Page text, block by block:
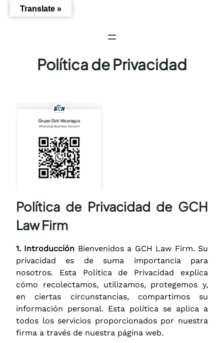
Saltar
Política de Privacidad
Política de Privacidad de GCH
Law Firm
1. Introducción Bienvenidos a GCH Law Firm. Su
privacidad es de suma importancia para
nosotros. Esta Política de Privacidad explica
cómo recolectamos, utilizamos, protegemos y,
en ciertas circunstancias, compartimos su
información personal. Esta política se aplica a
todos los servicios proporcionados por nuestra
firma a través de nuestra página web.
Translate »